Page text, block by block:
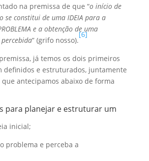
na premissa de que “o início de
se constitui de uma IDEIA para a
e a obtenção de uma
percebida” (grifo nosso).
[6]
já temos os dois primeiros
definidos e estruturados, juntamente
antecipamos abaixo de forma
para planejar e estruturar um
inicial;
problema e perceba a